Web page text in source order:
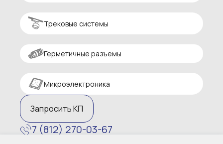
Трековые системы
Герметичные разъемы
Микроэлектроника
Запросить КП
7 (812) 270-03-67